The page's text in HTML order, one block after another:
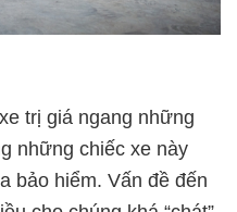
trị giá ngang những
những chiếc xe này
bảo hiểm. Vấn đề đến